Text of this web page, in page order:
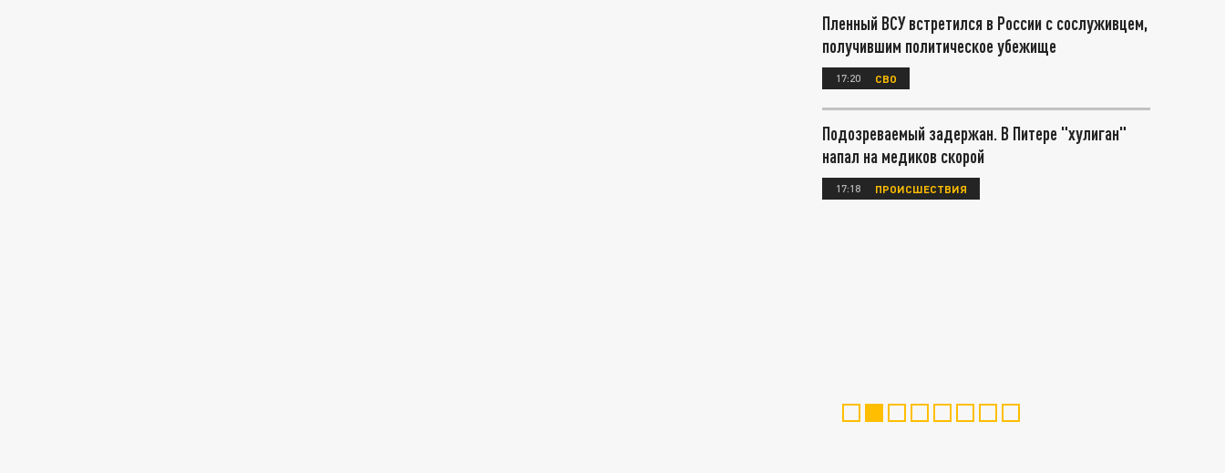
Пленный ВСУ встретился в России с сослуживцем,
получившим политическое убежище
17:20 СВО
Подозреваемый задержан. В Питере "хулиган"
напал на медиков скорой
17:18 ПРОИСШЕСТВИЯ